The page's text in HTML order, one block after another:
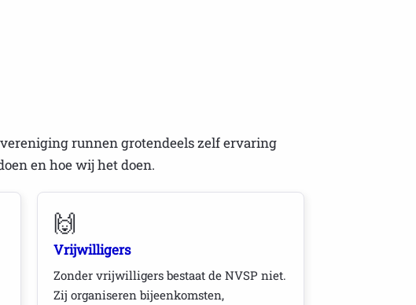
runnen grotendeels zelf ervaring
en hoe wij het doen.
🙌
Vrijwilligers
Zonder vrijwilligers bestaat de NVSP niet.
Zij organiseren bijeenkomsten,